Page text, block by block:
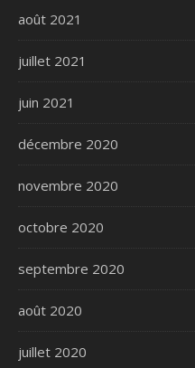
août 2021
juillet 2021
juin 2021
décembre 2020
novembre 2020
octobre 2020
septembre 2020
août 2020
juillet 2020